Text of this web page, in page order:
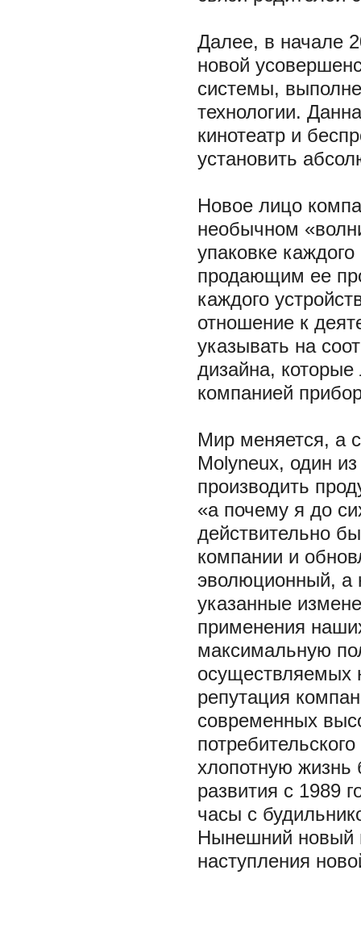
Далее, в начале
новой
системы,
технологии.
кинотеатр и
установить
Новое лицо
необычном
упаковке
продающим ее
каждого
отношение к
указывать на
дизайна, которые
компанией
Мир меняется, а
Molyneux, один
производить
«а почему я до
действительно
компании и
эволюционный, а
указанные
применения
максимальную
осуществляемых
репутация
современных
хлопотную жизнь
развития с 1989
часы с
Нынешний новый
наступления